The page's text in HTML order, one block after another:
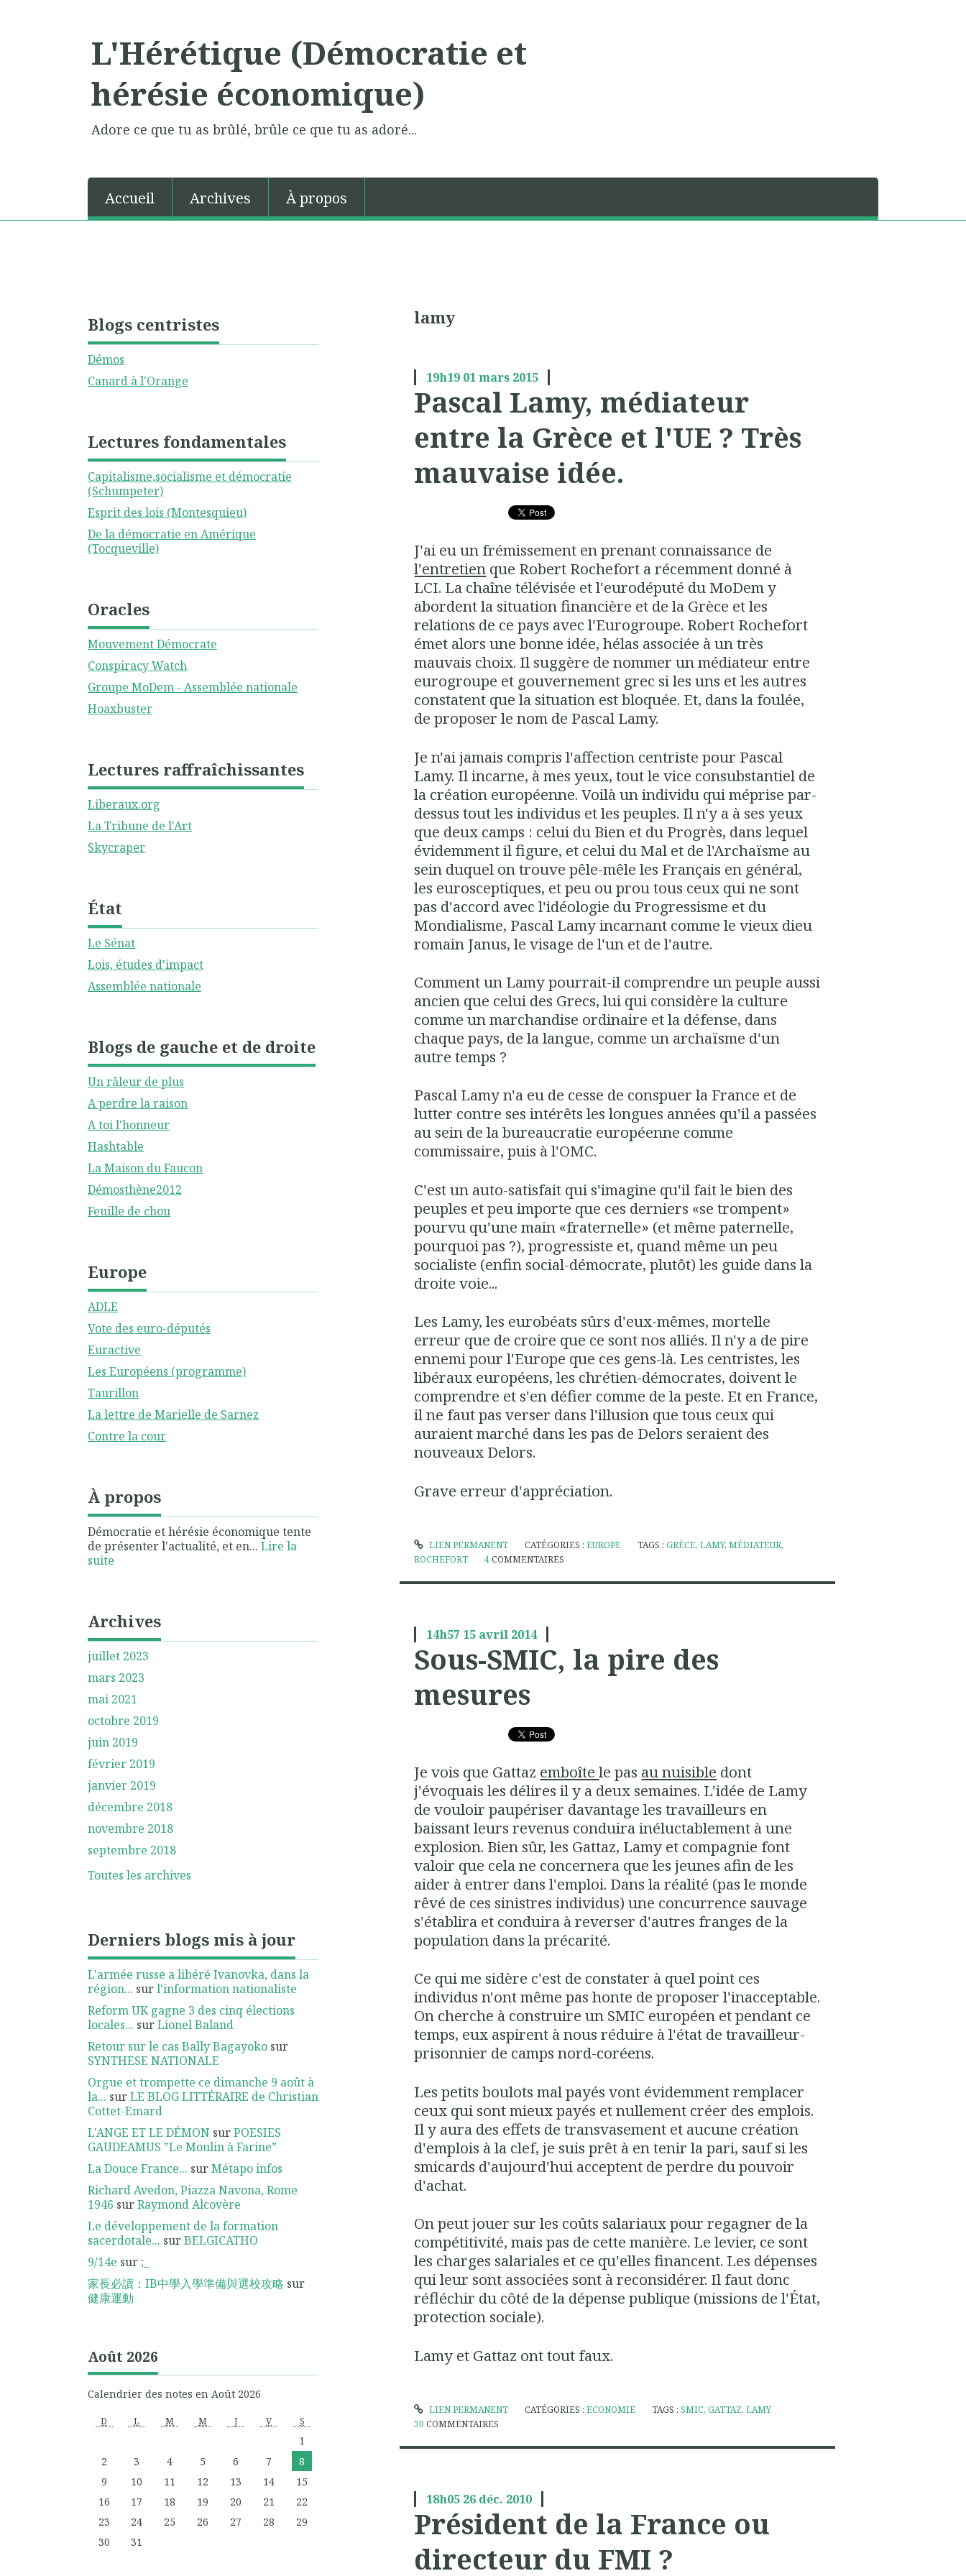
L'Hérétique (Démocratie et
hérésie économique)
Adore ce que tu as brûlé, brûle ce que tu as adoré...
Accueil Archives À propos
Blogs centristes
Démos
Canard à l'Orange
Lectures fondamentales
Capitalisme,socialisme et démocratie
(Schumpeter)
Esprit des lois (Montesquieu)
De la démocratie en Amérique
(Tocqueville)
Oracles
Mouvement Démocrate
Conspiracy Watch
Groupe MoDem - Assemblée nationale
Hoaxbuster
Lectures raffraîchissantes
Liberaux.org
La Tribune de l'Art
Skycraper
État
Le Sénat
Lois, études d'impact
Assemblée nationale
Blogs de gauche et de droite
Un râleur de plus
A perdre la raison
A toi l'honneur
Hashtable
La Maison du Faucon
Démosthène2012
Feuille de chou
Europe
ADLE
Vote des euro-députés
Euractive
Les Européens (programme)
Taurillon
La lettre de Marielle de Sarnez
Contre la cour
À propos
Démocratie et hérésie économique tente
de présenter l'actualité, et en... Lire la
suite
Archives
juillet 2023
mars 2023
mai 2021
octobre 2019
juin 2019
février 2019
janvier 2019
décembre 2018
novembre 2018
septembre 2018
Toutes les archives
Derniers blogs mis à jour
L'armée russe a libéré Ivanovka, dans la
région... surl'information nationaliste
Reform UK gagne 3 des cinq élections
locales... surLionel Baland
Retour sur le cas Bally Bagayoko sur
SYNTHESE NATIONALE
Orgue et trompette ce dimanche 9 août à
la... surLE BLOG LITTÉRAIRE de Christian
Cottet-Emard
L'ANGE ET LE DÉMON surPOESIES
GAUDEAMUS ”Le Moulin à Farine”
La Douce France... surMétapo infos
Richard Avedon, Piazza Navona, Rome
1946 surRaymond Alcovère
Le développement de la formation
sacerdotale... surBELGICATHO
9/14e sur ;_
家長必讀：IB中學入學準備與選校攻略 sur
健康運動
Août 2026
Calendrier des notes en Août 2026
D L M M J V S
1
2
3 4 5 6 7
8
9
10 11 12 13 14
15
16
17 18 19 20 21
22
23
24 25 26 27 28
29
30
31
lamy
19h19 01mars 2015
Pascal Lamy, médiateur
entre la Grèce et l'UE ? Très
mauvaise idée.
J'ai eu un frémissement en prenant connaissance de
l'entretien que Robert Rochefort a récemment donné à
LCI. La chaîne télévisée et l'eurodéputé du MoDem y
abordent la situation financière et de la Grèce et les
relations de ce pays avec l'Eurogroupe. Robert Rochefort
émet alors une bonne idée, hélas associée à un très
mauvais choix. Il suggère de nommer un médiateur entre
eurogroupe et gouvernement grec si les uns et les autres
constatent que la situation est bloquée. Et, dans la foulée,
de proposer le nom de Pascal Lamy.
Je n'ai jamais compris l'affection centriste pour Pascal
Lamy. Il incarne, à mes yeux, tout le vice consubstantiel de
la création européenne. Voilà un individu qui méprise par-
dessus tout les individus et les peuples. Il n'y a à ses yeux
que deux camps : celui du Bien et du Progrès, dans lequel
évidemment il figure, et celui du Mal et de l'Archaïsme au
sein duquel on trouve pêle-mêle les Français en général,
les eurosceptiques, et peu ou prou tous ceux qui ne sont
pas d'accord avec l'idéologie du Progressisme et du
Mondialisme, Pascal Lamy incarnant comme le vieux dieu
romain Janus, le visage de l'un et de l'autre.
Comment un Lamy pourrait-il comprendre un peuple aussi
ancien que celui des Grecs, lui qui considère la culture
comme un marchandise ordinaire et la défense, dans
chaque pays, de la langue, comme un archaïsme d'un
autre temps ?
Pascal Lamy n'a eu de cesse de conspuer la France et de
lutter contre ses intérêts les longues années qu'il a passées
au sein de la bureaucratie européenne comme
commissaire, puis à l'OMC.
C'est un auto-satisfait qui s'imagine qu'il fait le bien des
peuples et peu importe que ces derniers «se trompent»
pourvu qu'une main «fraternelle» (et même paternelle,
pourquoi pas ?), progressiste et, quand même un peu
socialiste (enfin social-démocrate, plutôt) les guide dans la
droite voie...
Les Lamy, les eurobéats sûrs d'eux-mêmes, mortelle
erreur que de croire que ce sont nos alliés. Il n'y a de pire
ennemi pour l'Europe que ces gens-là. Les centristes, les
libéraux européens, les chrétien-démocrates, doivent le
comprendre et s'en défier comme de la peste. Et en France,
il ne faut pas verser dans l'illusion que tous ceux qui
auraient marché dans les pas de Delors seraient des
nouveaux Delors.
Grave erreur d'appréciation.
LIEN PERMANENT CATÉGORIES : EUROPE TAGS : GRÈCE, LAMY, MÉDIATEUR,
ROCHEFORT
4 COMMENTAIRES
14h57 15 avril 2014
Sous-SMIC, la pire des
mesures
Je vois que Gattaz emboîtele pas au nuisible dont
j'évoquais les délires il y a deux semaines. L'idée de Lamy
de vouloir paupériser davantage les travailleurs en
baissant leurs revenus conduira inéluctablement à une
explosion. Bien sûr, les Gattaz, Lamy et compagnie font
valoir que cela ne concernera que les jeunes afin de les
aider à entrer dans l'emploi. Dans la réalité (pas le monde
rêvé de ces sinistres individus) une concurrence sauvage
s'établira et conduira à reverser d'autres franges de la
population dans la précarité.
Ce qui me sidère c'est de constater à quel point ces
individus n'ont même pas honte de proposer l'inacceptable.
On cherche à construire un SMIC européen et pendant ce
temps, eux aspirent à nous réduire à l'état de travailleur-
prisonnier de camps nord-coréens.
Les petits boulots mal payés vont évidemment remplacer
ceux qui sont mieux payés et nullement créer des emplois.
Il y aura des effets de transvasement et aucune création
d'emplois à la clef, je suis prêt à en tenir la pari, sauf si les
smicards d'aujourd'hui acceptent de perdre du pouvoir
d'achat.
On peut jouer sur les coûts salariaux pour regagner de la
compétitivité, mais pas de cette manière. Le levier, ce sont
les charges salariales et ce qu'elles financent. Les dépenses
qui leur sont associées sont à reconsidérer. Il faut donc
réfléchir du côté de la dépense publique (missions de l'État,
protection sociale).
Lamy et Gattaz ont tout faux.
LIEN PERMANENT CATÉGORIES : ECONOMIE TAGS : SMIC, GATTAZ, LAMY
30 COMMENTAIRES
18h05 26 déc. 2010
Président de la France ou
directeur du FMI ?